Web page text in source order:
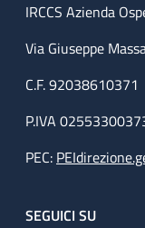
IRCCS Azienda
Via Giuseppe
C.F. 92038610371
P.IVA
PEC:
SEGUICI SU